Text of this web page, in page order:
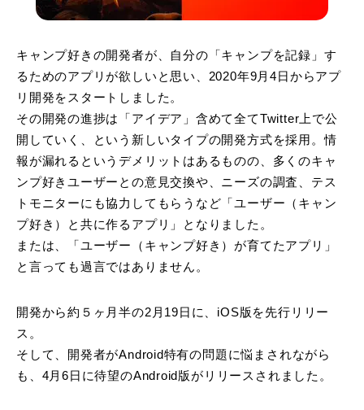
キャンプ好きの開発者が、自分の「キャンプを記録」す
るためのアプリが欲しいと思い、2020年9月4日からアプ
リ開発をスタートしました。
その開発の進捗は「アイデア」含めて全てTwitter上で公
開していく、という新しいタイプの開発方式を採用。情
報が漏れるというデメリットはあるものの、多くのキャ
ンプ好きユーザーとの意見交換や、ニーズの調査、テス
トモニターにも協力してもらうなど「ユーザー（キャン
プ好き）と共に作るアプリ」となりました。
または、「ユーザー（キャンプ好き）が育てたアプリ」
と言っても過言ではありません。
開発から約５ヶ月半の2月19日に、iOS版を先行リリー
ス。
そして、開発者がAndroid特有の問題に悩まされながら
も、4月6日に待望のAndroid版がリリースされました。